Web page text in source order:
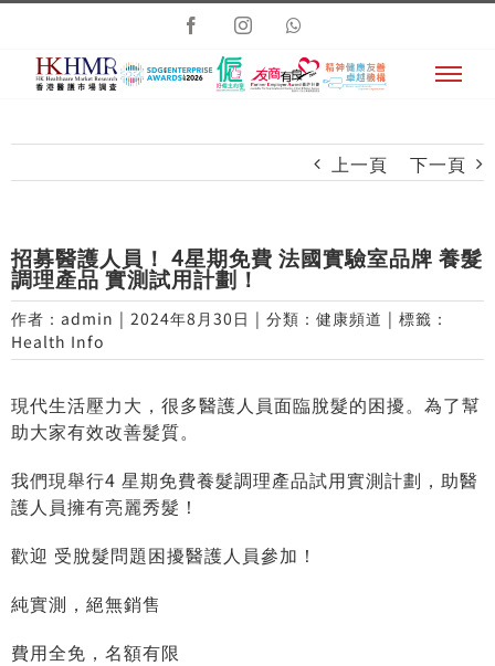
Skip
content
FacebookInstagram
上一頁 下一頁
招募醫護人員！ 4星期免費 法國實驗室品牌 養髮
調理產品 實測試用計劃！
作者： admin | 2024年8月30日 | 分類： 健康頻道 | 標籤：
Health Info
現代生活壓力大，很多醫護人員面臨脫髮的困擾。為了幫
助大家有效改善髮質。
我們現舉行4 星期免費養髮調理產品試用實測計劃，助醫
護人員擁有亮麗秀髮！
歡迎 受脫髮問題困擾醫護人員參加！
純實測，絕無銷售
費用全免，名額有限